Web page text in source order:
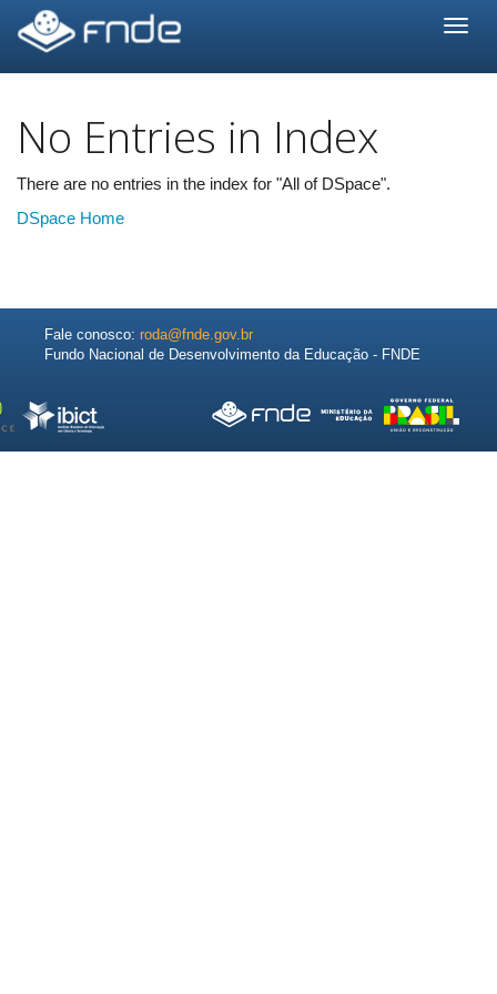
navigation
No Entries in Index
There are no entries in the index for "All of DSpace".
DSpace Home
Fale conosco: roda@fnde.gov.br
Fundo Nacional de Desenvolvimento da Educação - FNDE